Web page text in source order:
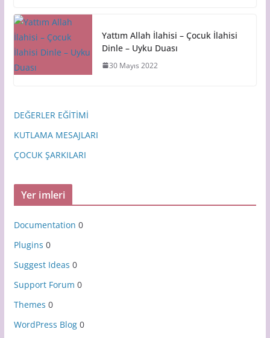
Yattım Allah İlahisi – Çocuk İlahisi
Dinle – Uyku Duası
30 Mayıs 2022
DEĞERLER EĞİTİMİ
KUTLAMA MESAJLARI
ÇOCUK ŞARKILARI
Yer imleri
Documentation 0
Plugins 0
Suggest Ideas 0
Support Forum 0
Themes 0
WordPress Blog0